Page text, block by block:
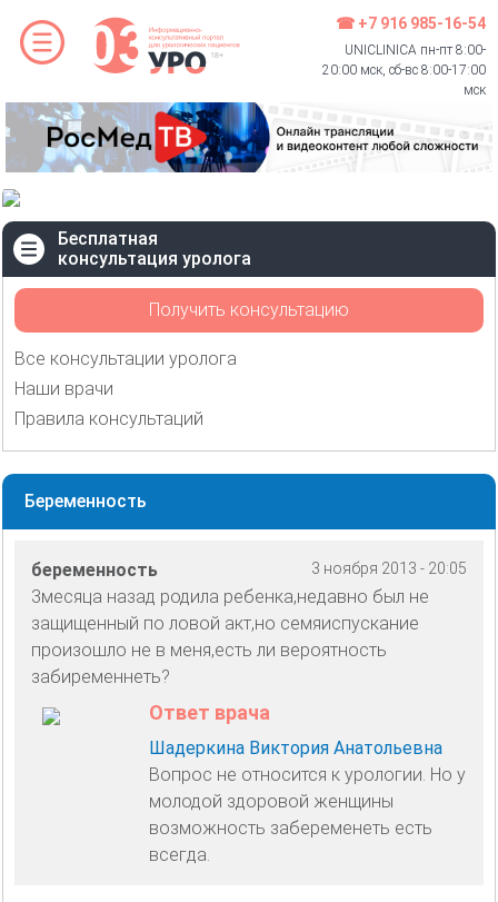
☎ +7 916 985-16-54
UNICLINICA пн-пт 8:00-
20:00 мск, сб-вс 8:00-17:00
мск
Бесплатная
консультация уролога
Получить консультацию
Все консультации уролога
Наши врачи
Правила консультаций
Беременность
3 ноября 2013 - 20:05
беременность
3месяца назад родила ребенка,недавно был не
защищенный по ловой акт,но семяиспускание
произошло не в меня,есть ли вероятность
забиременнеть?
Ответ врача
Шадеркина Виктория Анатольевна
Вопрос не относится к урологии. Но у
молодой здоровой женщины
возможность забеременеть есть
всегда.